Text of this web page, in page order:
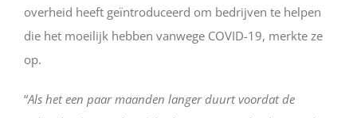
overheid heeft geïntroduceerd om bedrijven te helpen
die het moeilijk hebben vanwege COVID-19, merkte ze
op.
“Als het een paar maanden langer duurt voordat de